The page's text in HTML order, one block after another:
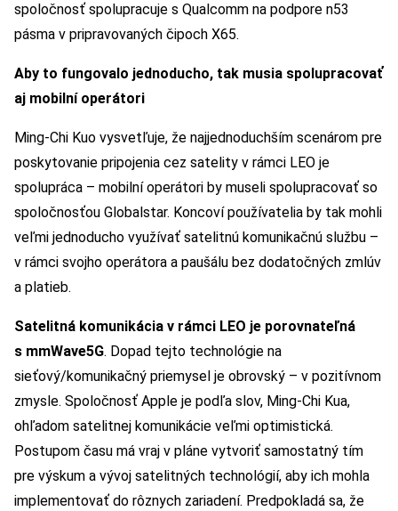
spoločnosť spolupracuje s Qualcomm na podpore n53
pásma v pripravovaných čipoch X65.
Aby to fungovalo jednoducho, tak musia spolupracovať
aj mobilní operátori
Ming-Chi Kuo vysvetľuje, že najjednoduchším scenárom pre
poskytovanie pripojenia cez satelity v rámci LEO je
spolupráca – mobilní operátori by museli spolupracovať so
spoločnosťou Globalstar. Koncoví používatelia by tak mohli
veľmi jednoducho využívať satelitnú komunikačnú službu –
v rámci svojho operátora a paušálu bez dodatočných zmlúv
a platieb.
Satelitná komunikácia v rámci LEO je porovnateľná
s mmWave5G. Dopad tejto technológie na
sieťový/komunikačný priemysel je obrovský – v pozitívnom
zmysle. Spoločnosť Apple je podľa slov, Ming-Chi Kua,
ohľadom satelitnej komunikácie veľmi optimistická.
Postupom času má vraj v pláne vytvoriť samostatný tím
pre výskum a vývoj satelitných technológií, aby ich mohla
implementovať do rôznych zariadení. Predpokladá sa, že